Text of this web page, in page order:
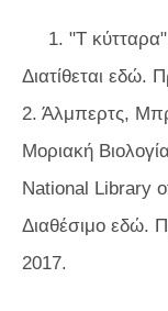
1. "Τ
Διατίθεται εδώ.
2. Άλμπερτς,
Μοριακή
National Library
Διαθέσιμο εδώ.
2017.